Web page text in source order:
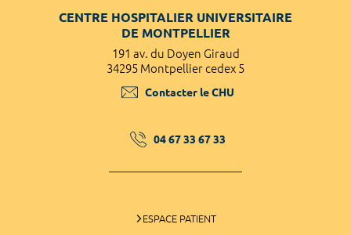
CENTRE HOSPITALIER UNIVERSITAIRE
DE MONTPELLIER
191 av. du Doyen Giraud
34295 Montpellier cedex 5
Contacter le CHU
04 67 33 67 33
ESPACE PATIENT